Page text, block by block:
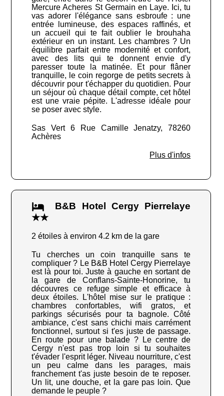
Mercure Acheres St Germain en Laye. Ici, tu
vas adorer l'élégance sans esbroufe : une
entrée lumineuse, des espaces raffinés, et
un accueil qui te fait oublier le brouhaha
extérieur en un instant. Les chambres ? Un
équilibre parfait entre modernité et confort,
avec des lits qui te donnent envie d'y
paresser toute la matinée. Et pour flâner
tranquille, le coin regorge de petits secrets à
découvrir pour t'échapper du quotidien. Pour
un séjour où chaque détail compte, cet hôtel
est une vraie pépite. L'adresse idéale pour
se poser avec style.
Sas Vert 6 Rue Camille Jenatzy, 78260
Achères
Plus d'infos
B&B Hotel Cergy Pierrelaye
★★
2 étoiles à environ 4.2 km de la gare
Tu cherches un coin tranquille sans te
compliquer ? Le B&B Hotel Cergy Pierrelaye
est là pour toi. Juste à gauche en sortant de
la gare de Conflans-Sainte-Honorine, tu
découvres ce refuge simple et efficace à
deux étoiles. L'hôtel mise sur le pratique :
chambres confortables, wifi gratos, et
parkings sécurisés pour ta bagnole. Côté
ambiance, c'est sans chichi mais carrément
fonctionnel, surtout si t'es juste de passage.
En route pour une balade ? Le centre de
Cergy n'est pas trop loin si tu souhaites
t'évader l'esprit léger. Niveau nourriture, c'est
un peu calme dans les parages, mais
franchement t'as juste besoin de te reposer.
Un lit, une douche, et la gare pas loin. Que
demande le peuple ?